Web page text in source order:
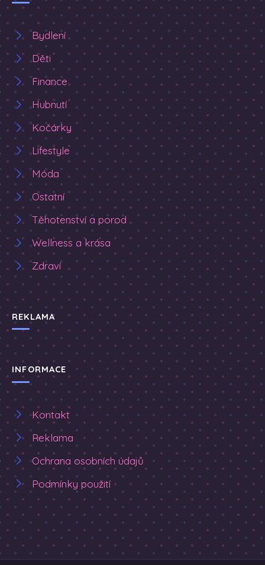
Bydlení
Děti
Finance
Hubnutí
Kočárky
Lifestyle
Móda
Ostatní
Těhotenství a porod
Wellness a krása
Zdraví
REKLAMA
INFORMACE
Kontakt
Reklama
Ochrana osobních údajů
Podmínky použití